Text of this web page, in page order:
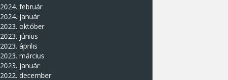
2024. február
2024. január
2023. október
2023. június
2023. április
2023. március
2023. január
2022. december